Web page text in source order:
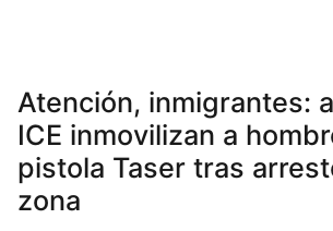
Atención, inmigrantes:
ICE inmovilizan a
pistola Taser tras
zona